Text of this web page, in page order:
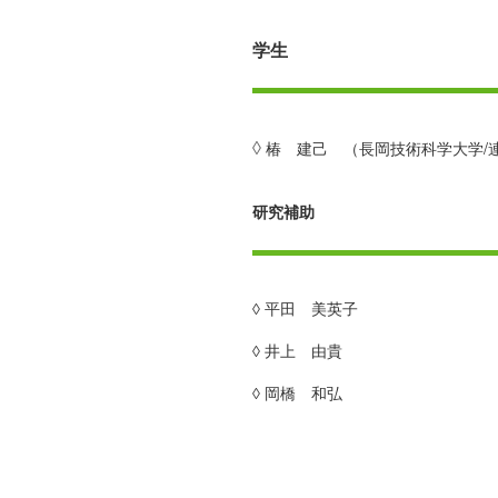
学生
◊ 椿 建己 （長岡技術科学大学/連
研究補助
◊ 平田 美英子
◊ 井上 由貴
◊ 岡橋 和弘